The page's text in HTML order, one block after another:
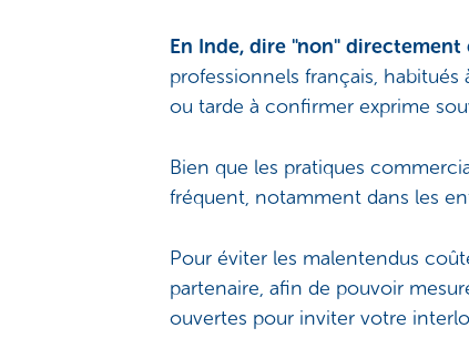
En Inde, dire "non"
professionnels français,
ou tarde à confirmer exprime
Bien que les pratiques
fréquent, notamment dans les
Pour éviter les malentendus
partenaire, afin de pouvoir
ouvertes pour inviter votre